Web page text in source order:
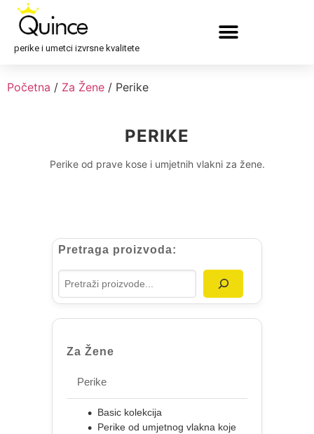
perike i umetci izvrsne kvalitete
Početna / Za Žene / Perike
PERIKE
Perike od prave kose i umjetnih vlakni za žene.
Pretraga proizvoda:
Za Žene
Perike
Basic kolekcija
Perike od umjetnog vlakna koje